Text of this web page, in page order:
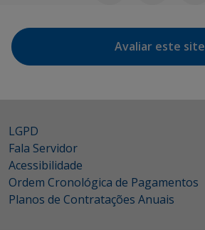
Avaliar este site
LGPD
Fala Servidor
Acessibilidade
Ordem Cronológica de Pagamentos
Planos de Contratações Anuais